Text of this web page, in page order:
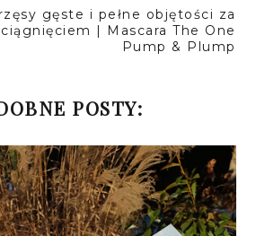
gęste i pełne objętości za
| Mascara The One
Pump & Plump
POSTY: